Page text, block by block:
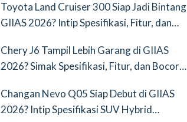
Toyota Land Cruiser 300 Siap Jadi Bintang
GIIAS 2026? Intip Spesifikasi, Fitur, dan
Chery J6 Tampil Lebih Garang di GIIAS
2026? Simak Spesifikasi, Fitur, dan Bocoran
Changan Nevo Q05 Siap Debut di GIIAS
2026? Intip Spesifikasi SUV Hybrid